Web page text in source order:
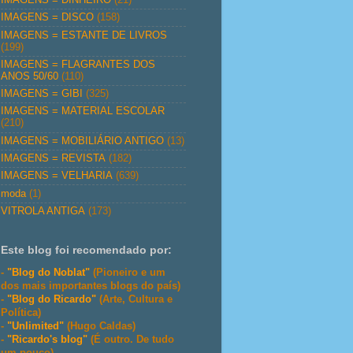
IMAGENS = DISCO (158)
IMAGENS = ESTANTE DE LIVROS
(199)
IMAGENS = FLAGRANTES DOS
ANOS 50/60 (110)
IMAGENS = GIBI
(325)
IMAGENS = MATERIAL ESCOLAR
(210)
IMAGENS = MOBILIÁRIO ANTIGO (13)
IMAGENS = REVISTA (182)
IMAGENS = VELHARIA (639)
moda (1)
VITROLA ANTIGA (173)
Este blog foi recomendado por:
- "Blog do Noblat" (Pioneiro e um
dos mais importantes blogs do país)
- "Blog do Ricardo" (Arte, Cultura e
Política)
- "Unlimited" (Hugo Caldas)
- "Ricardo's blog" (É outro. De tudo